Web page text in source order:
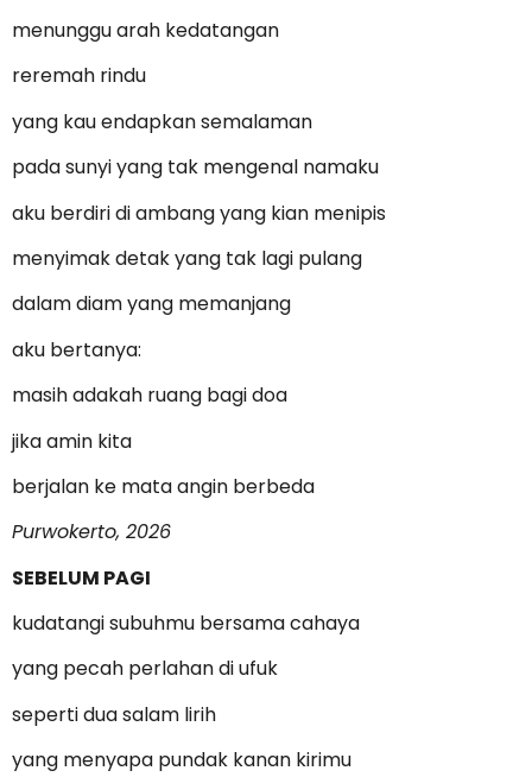
menunggu arah kedatangan
reremah rindu
yang kau endapkan semalaman
pada sunyi yang tak mengenal namaku
aku berdiri di ambang yang kian menipis
menyimak detak yang tak lagi pulang
dalam diam yang memanjang
aku bertanya:
masih adakah ruang bagi doa
jika amin kita
berjalan ke mata angin berbeda
Purwokerto, 2026
SEBELUM PAGI
kudatangi subuhmu bersama cahaya
yang pecah perlahan di ufuk
seperti dua salam lirih
yang menyapa pundak kanan kirimu